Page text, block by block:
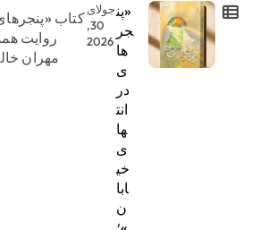
«پن
جر
ها
ی
در
انت
ها
ی
خی
ابا
ن
جولای
30,
2026
کتاب
روایت
مهران